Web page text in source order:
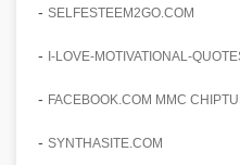
amelyek valós
marketing
útjáról, bemutatva az
virágzó vállalkozásig
Érdeklődés
Technikák és
- SELFESTEEM2GO.COM
- I-LOVE-MOTIVATIONAL-
- FACEBOOK.COM MMC
- SYNTHASITE.COM